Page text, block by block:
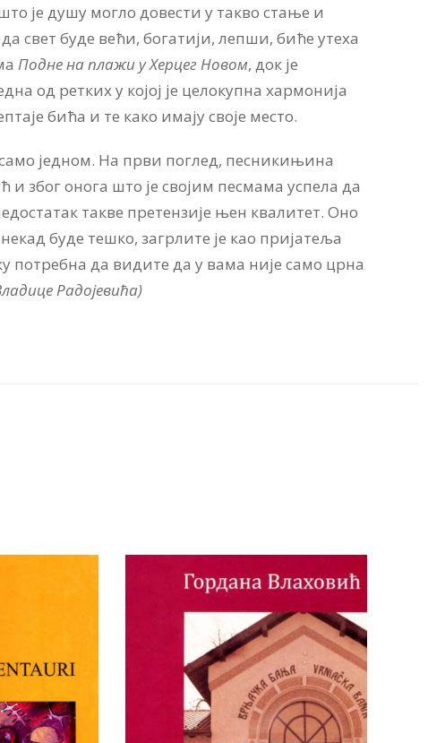
је душу могло довести у такво стање и
свет буде већи, богатији, лепши, биће утеха
Подне на плажи у Херцег Новом, док је
од ретких у којој је целокупна хармонија
бића и те како имају своје место.
једном. На први поглед, песникињина
због онога што је својим песмама успела да
такве претензије њен квалитет. Оно
буде тешко, загрлите је као пријатеља
потребна да видите да у вама није само црна
еРадојевића)